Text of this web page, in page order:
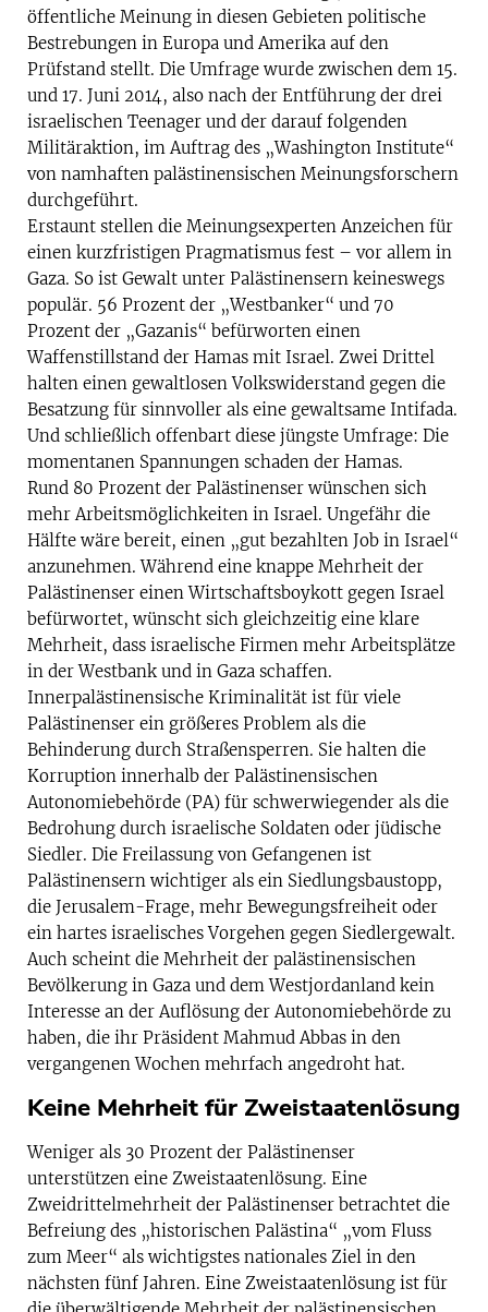
öffentliche Meinung in diesen Gebieten politische
Bestrebungen in Europa und Amerika auf den
Prüfstand stellt. Die Umfrage wurde zwischen dem 15.
und 17. Juni 2014, also nach der Entführung der drei
israelischen Teenager und der darauf folgenden
Militäraktion, im Auftrag des „Washington Institute“
von namhaften palästinensischen Meinungsforschern
durchgeführt.
Erstaunt stellen die Meinungsexperten Anzeichen für
einen kurzfristigen Pragmatismus fest – vor allem in
Gaza. So ist Gewalt unter Palästinensern keineswegs
populär. 56 Prozent der „Westbanker“ und 70
Prozent der „Gazanis“ befürworten einen
Waffenstillstand der Hamas mit Israel. Zwei Drittel
halten einen gewaltlosen Volkswiderstand gegen die
Besatzung für sinnvoller als eine gewaltsame Intifada.
Und schließlich offenbart diese jüngste Umfrage: Die
momentanen Spannungen schaden der Hamas.
Rund 80 Prozent der Palästinenser wünschen sich
mehr Arbeitsmöglichkeiten in Israel. Ungefähr die
Hälfte wäre bereit, einen „gut bezahlten Job in Israel“
anzunehmen. Während eine knappe Mehrheit der
Palästinenser einen Wirtschaftsboykott gegen Israel
befürwortet, wünscht sich gleichzeitig eine klare
Mehrheit, dass israelische Firmen mehr Arbeitsplätze
in der Westbank und in Gaza schaffen.
Innerpalästinensische Kriminalität ist für viele
Palästinenser ein größeres Problem als die
Behinderung durch Straßensperren. Sie halten die
Korruption innerhalb der Palästinensischen
Autonomiebehörde (PA) für schwerwiegender als die
Bedrohung durch israelische Soldaten oder jüdische
Siedler. Die Freilassung von Gefangenen ist
Palästinensern wichtiger als ein Siedlungsbaustopp,
die Jerusalem-Frage, mehr Bewegungsfreiheit oder
ein hartes israelisches Vorgehen gegen Siedlergewalt.
Auch scheint die Mehrheit der palästinensischen
Bevölkerung in Gaza und dem Westjordanland kein
Interesse an der Auflösung der Autonomiebehörde zu
haben, die ihr Präsident Mahmud Abbas in den
vergangenen Wochen mehrfach angedroht hat.
Keine Mehrheit für Zweistaatenlösung
Weniger als 30 Prozent der Palästinenser
unterstützen eine Zweistaatenlösung. Eine
Zweidrittelmehrheit der Palästinenser betrachtet die
Befreiung des „historischen Palästina“ „vom Fluss
zum Meer“ als wichtigstes nationales Ziel in den
nächsten fünf Jahren. Eine Zweistaatenlösung ist für